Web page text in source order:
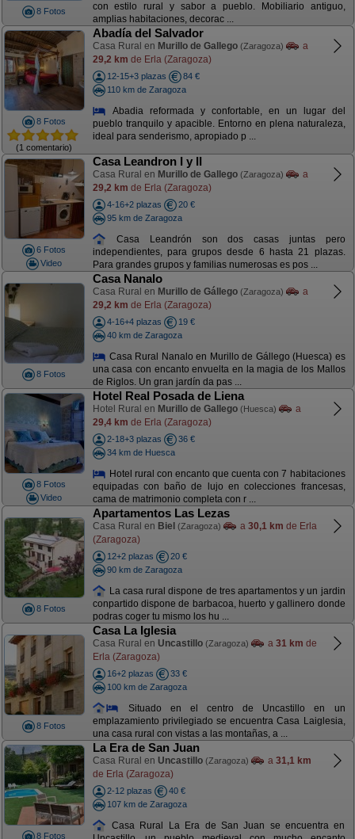
8 Fotos
con estilo rural y sabor a pueblo. Mobiliario antiguo,
amplias habitaciones, decorac ...
8 Fotos
(1 comentario)
Abadía del Salvador
Casa Rural en Murillo de Gallego (Zaragoza)
a
29,2 km de Erla (Zaragoza)
12-15+3 plazas
84 €
110 km de Zaragoza
Abadia reformada y confortable, en un lugar del
pueblo tranquilo y apacible. Entorno en plena naturaleza,
ideal para senderismo, apropiado p ...
6 Fotos
Video
Casa Leandron I y II
Casa Rural en Murillo de Gallego (Zaragoza)
a
29,2 km de Erla (Zaragoza)
4-16+2 plazas
20 €
95 km de Zaragoza
Casa Leandrón son dos casas juntas pero
independientes, para grupos desde 6 hasta 21 plazas.
Para grandes grupos y familias numerosas es pos ...
8 Fotos
Casa Nanalo
Casa Rural en Murillo de Gállego (Zaragoza)
a
29,2 km de Erla (Zaragoza)
4-16+4 plazas
19 €
40 km de Zaragoza
Casa Rural Nanalo en Murillo de Gállego (Huesca) es
una casa con encanto envuelta en la magia de los Mallos
de Riglos. Un gran jardín da pas ...
8 Fotos
Video
Hotel Real Posada de Liena
Hotel Rural en Murillo de Gallego (Huesca)
a
29,4 km de Erla (Zaragoza)
2-18+3 plazas
36 €
34 km de Huesca
Hotel rural con encanto que cuenta con 7 habitaciones
equipadas con baño de lujo en colecciones francesas,
cama de matrimonio completa con r ...
8 Fotos
Apartamentos Las Lezas
Casa Rural en Biel (Zaragoza) a 30,1 km de Erla
(Zaragoza)
12+2 plazas
20 €
90 km de Zaragoza
La casa rural dispone de tres apartamentos y un jardin
conpartido dispone de barbacoa, huerto y gallinero donde
podras coger tu mismo los hu ...
8 Fotos
Casa La Iglesia
Casa Rural en Uncastillo (Zaragoza) a 31 km de
Erla (Zaragoza)
16+2 plazas
33 €
100 km de Zaragoza
Situado en el centro de Uncastillo en un
emplazamiento privilegiado se encuentra Casa Laiglesia,
una casa rural con vistas a las montañas, a ...
8 Fotos
La Era de San Juan
Casa Rural en Uncastillo (Zaragoza) a 31,1 km
de Erla (Zaragoza)
2-12 plazas
40 €
107 km de Zaragoza
Casa Rural La Era de San Juan se encuentra en